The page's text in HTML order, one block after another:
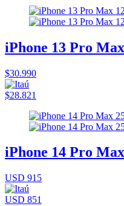
iPhone 13 Pro
$30.990
$28.821
iPhone 14 Pro
USD 915
USD 851